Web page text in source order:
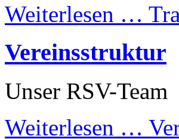
Weiterlesen …
Vereinsstruktur
Unser RSV-Team
Weiterlesen …